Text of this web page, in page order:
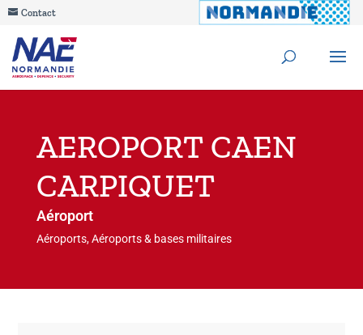
Contact
AEROPORT CAEN
CARPIQUET
Aéroport
Aéroports, Aéroports & bases militaires